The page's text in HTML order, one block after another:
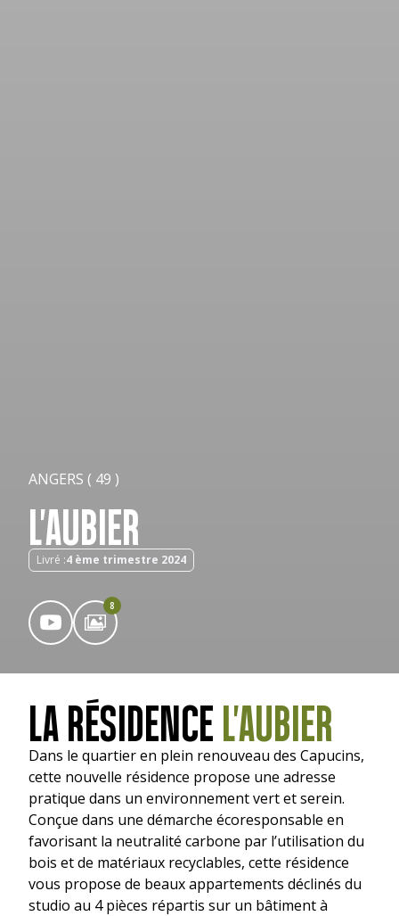
ANGERS ( 49 )
L'AUBIER
Livré :4 ème trimestre 2024
8
LA RÉSIDENCE L'AUBIER
Dans le quartier en plein renouveau des Capucins,
cette nouvelle résidence propose une adresse
pratique dans un environnement vert et serein.
Conçue dans une démarche écoresponsable en
favorisant la neutralité carbone par l’utilisation du
bois et de matériaux recyclables, cette résidence
vous propose de beaux appartements déclinés du
studio au 4 pièces répartis sur un bâtiment à